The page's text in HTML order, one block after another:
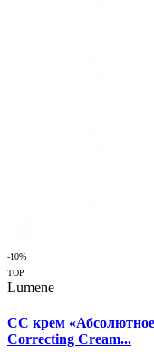
-10%
TOP
Lumene
CC крем
Correcting Cream...